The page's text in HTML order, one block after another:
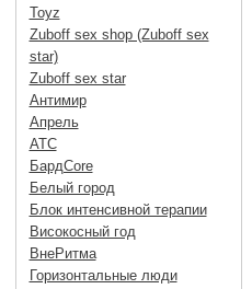
Toyz
Zuboff sex shop (Zuboff sex
star)
Zuboff sex star
Антимир
Апрель
АТС
БардCore
Белый город
Блок интенсивной терапии
Високосный год
ВнеРитма
Горизонтальные люди